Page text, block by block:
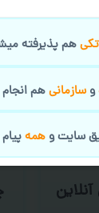
راحت ازتکیهم پذیرفته
وسازمانیهم
سایت وهمه